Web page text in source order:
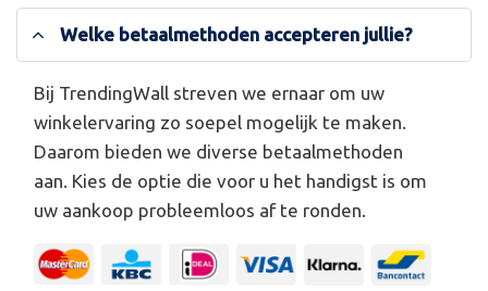
Welke betaalmethoden accepteren jullie?
Bij TrendingWall streven we ernaar om uw
winkelervaring zo soepel mogelijk te maken.
Daarom bieden we diverse betaalmethoden
aan. Kies de optie die voor u het handigst is om
uw aankoop probleemloos af te ronden.